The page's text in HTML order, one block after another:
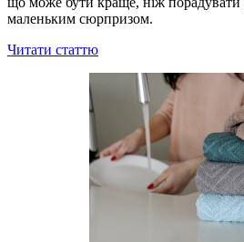
маленьким сюрпризом.
Читати статтю